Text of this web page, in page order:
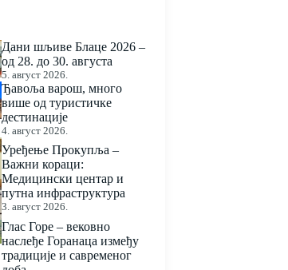
Дани шљиве Блаце 2026 –
од 28. до 30. августа
5. август 2026.
Ђавоља варош, много
више од туристичке
дестинације
4. август 2026.
Уређење Прокупља –
Важни кораци:
Медицински центар и
путна инфраструктура
3. август 2026.
Глас Горе – вековно
наслеђе Горанаца између
традиције и савременог